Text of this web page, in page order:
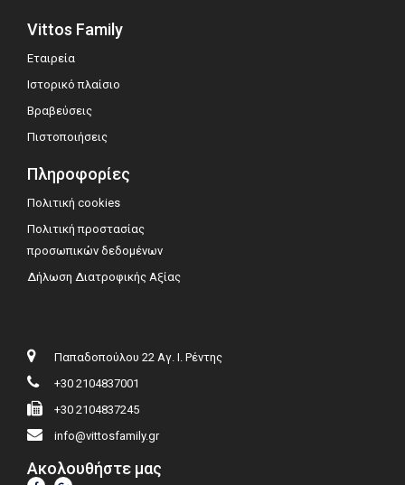
Vittos Family
Εταιρεία
Ιστορικό πλαίσιο
Βραβεύσεις
Πιστοποιήσεις
Πληροφορίες
Πολιτική cookies
Πολιτική προστασίας
προσωπικών δεδομένων
Δήλωση Διατροφικής Αξίας
Παπαδοπούλου 22 Αγ. Ι. Ρέντης
+30 2104837001
+30 2104837245
info@vittosfamily.gr
Ακολουθήστε μας